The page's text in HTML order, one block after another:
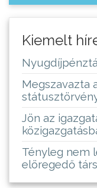
Kiemelt
Megszavazta
Jön az
Tényleg nem
elöregedő